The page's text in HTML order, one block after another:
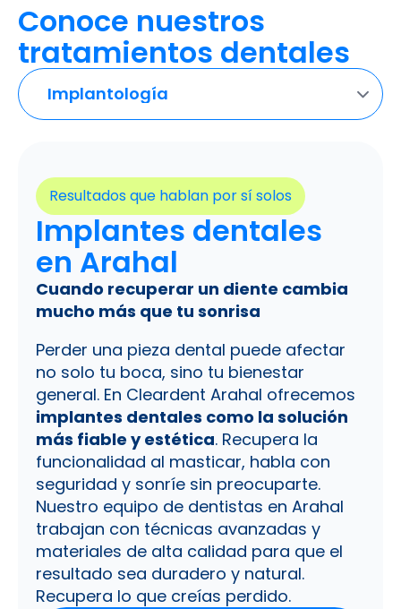
Conoce nuestros
tratamientos dentales
Resultados que hablan por sí solos
Implantes dentales
en Arahal
Cuando recuperar un diente cambia
mucho más que tu sonrisa
Perder una pieza dental puede afectar
no solo tu boca, sino tu bienestar
general. En Cleardent Arahal ofrecemos
implantes dentales como la solución
más fiable y estética. Recupera la
funcionalidad al masticar, habla con
seguridad y sonríe sin preocuparte.
Nuestro equipo de dentistas en Arahal
trabajan con técnicas avanzadas y
materiales de alta calidad para que el
resultado sea duradero y natural.
Recupera lo que creías perdido.